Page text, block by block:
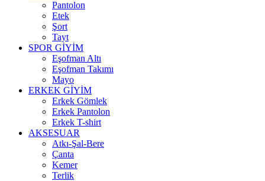
Pantolon
Etek
Şort
Tayt
SPOR GİYİM
Eşofman Altı
Eşofman Takımı
Mayo
ERKEK GİYİM
Erkek Gömlek
Erkek Pantolon
Erkek T-shirt
AKSESUAR
Atkı-Şal-Bere
Çanta
Kemer
Terlik